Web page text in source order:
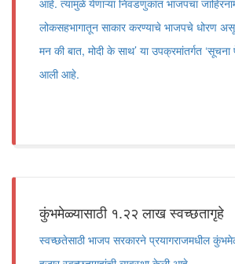
आहे. त्यामुळे येणाऱ्या निवडणुकांत भाजपचा
लोकसहभागातून साकार करण्याचे भाजपचे धोरण
मन की बात, मोदी के साथ’ या उपक्रमांतर्गत ‘सूचना
आली आहे.
कुंभमेळ्यासाठी १.२२ लाख स्वच्छतागृहे
स्वच्छतेसाठी भाजप सरकारने प्रयागराजमधील